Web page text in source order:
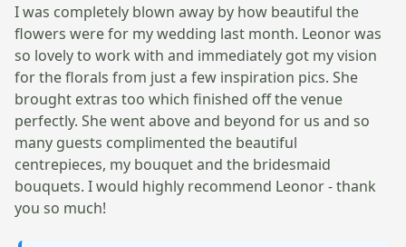
I was completely blown away by how beautiful the
flowers were for my wedding last month. Leonor was
so lovely to work with and immediately got my vision
for the florals from just a few inspiration pics. She
brought extras too which finished off the venue
perfectly. She went above and beyond for us and so
many guests complimented the beautiful
centrepieces, my bouquet and the bridesmaid
bouquets. I would highly recommend Leonor - thank
you so much!